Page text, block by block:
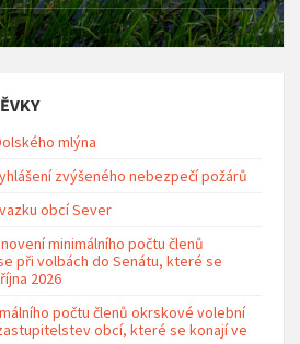
mlýna
zvýšeného nebezpečí požárů
obcí Sever
minimálního počtu členů
při volbách do Senátu, které se
2026
počtu členů okrskové volební
obcí, které se konají ve